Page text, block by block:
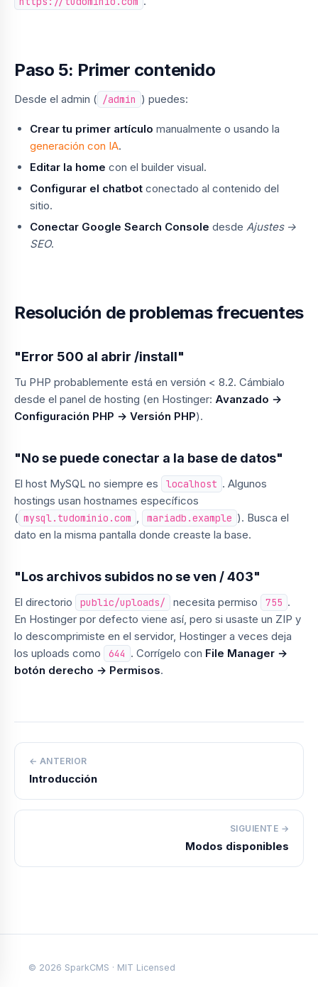
Paso 5: Primer contenido
Desde el admin ( /admin ) puedes:
Crear tu primer artículo manualmente o usando la
generación con IA.
Editar la home con el builder visual.
Configurar el chatbot conectado al contenido del
sitio.
Conectar Google Search Console desde Ajustes →
SEO.
Resolución de problemas frecuentes
"Error 500 al abrir /install"
Tu PHP probablemente está en versión < 8.2. Cámbialo
desde el panel de hosting (en Hostinger: Avanzado →
Configuración PHP → Versión PHP).
"No se puede conectar a la base de datos"
El host MySQL no siempre es localhost . Algunos
hostings usan hostnames específicos
( mysql.tudominio.com , mariadb.example ). Busca el
dato en la misma pantalla donde creaste la base.
"Los archivos subidos no se ven / 403"
El directorio public/uploads/ necesita permiso 755 .
En Hostinger por defecto viene así, pero si usaste un ZIP y
lo descomprimiste en el servidor, Hostinger a veces deja
los uploads como
644 . Corrígelo con File Manager →
botón derecho → Permisos.
← ANTERIOR
Introducción
SIGUIENTE →
Modos disponibles
© 2026 SparkCMS · MIT Licensed